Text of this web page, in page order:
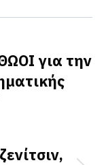
για την